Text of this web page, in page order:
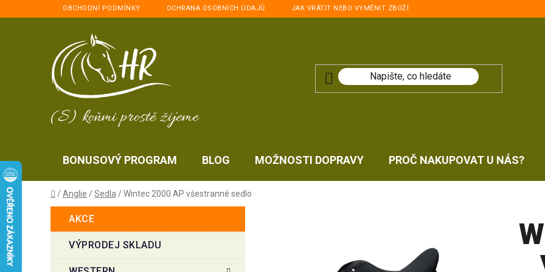
na
OBCHODNÍ PODMÍNKY OCHRANA OSOBNÍCH ÚDAJŮ JAK VRÁTIT NEBO VYMĚNIT ZBOŽÍ
(S) koňmi prostě žijeme
BONUSOVÝ PROGRAM BLOG MOŽNOSTI DOPRAVY PROČ NAKUPOVAT U NÁS?
Domů
/Anglie /Sedla /Wintec 2000 AP všestranné sedlo
o
t
kategorie
AKCE
VÝPRODEJ SKLADU